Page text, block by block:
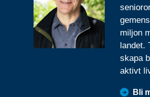
miljon
landet.
skapa
aktivt
Bli